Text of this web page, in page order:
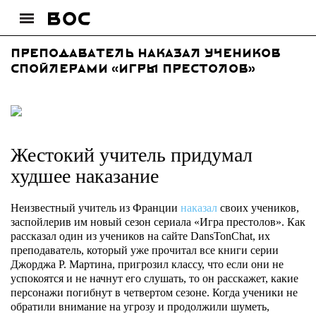
Преподаватель наказал учеников
спойлерами «Игры престолов»
Жестокий учитель придумал
худшее наказание
Неизвестный учитель из Франции наказал своих учеников,
заспойлерив им новый сезон сериала «Игра престолов». Как
рассказал один из учеников на сайте DansTonChat, их
преподаватель, который уже прочитал все книги серии
Джорджа Р. Мартина, пригрозил классу, что если они не
успокоятся и не начнут его слушать, то он расскажет, какие
персонажи погибнут в четвертом сезоне. Когда ученики не
обратили внимание на угрозу и продолжили шуметь,